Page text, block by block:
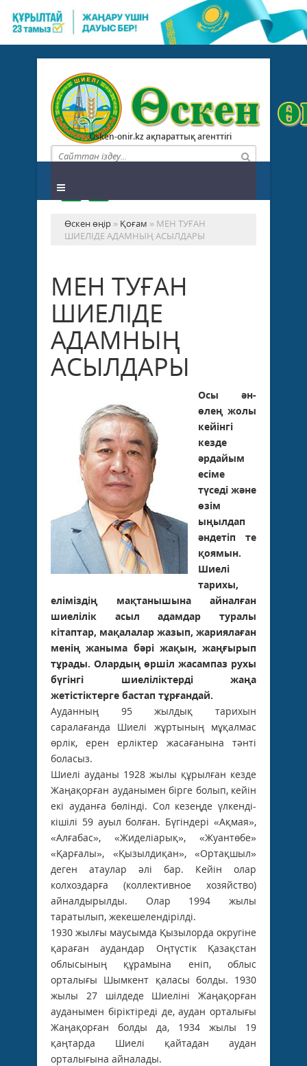
Osken-onir.kz ақпараттық агенттігі
Өскен өңір » Қоғам » МЕН ТУҒАН
ШИЕЛІДЕ АДАМНЫҢ АСЫЛДАРЫ
МЕН ТУҒАН
ШИЕЛІДЕ
АДАМНЫҢ
АСЫЛДАРЫ
Осы ән-
өлең жолы
кейінгі
кезде
әрдайым
есіме
түседі және
өзім
ыңылдап
әндетіп те
қоямын.
Шиелі
тарихы,
еліміздің мақтанышына айналған
шиелілік асыл адамдар туралы
кітаптар, мақалалар жазып, жариялаған
менің жаныма бәрі жақын, жаңғырып
тұрады. Олардың өршіл жасампаз рухы
бүгінгі шиеліліктерді жаңа
жетістіктерге бастап тұрғандай.
Ауданның 95 жылдық тарихын
саралағанда Шиелі жұртының мұқалмас
өрлік, ерен ерліктер жасағанына тәнті
боласыз.
Шиелі ауданы 1928 жылы құрылған кезде
Жаңақорған ауданымен бірге болып, кейін
екі ауданға бөлінді. Сол кезеңде үлкенді-
кішілі 59 ауыл болған. Бүгіндері «Ақмая»,
«Алғабас», «Жиделіарық», «Жуантөбе»
«Қарғалы», «Қызылдиқан», «Ортақшыл»
деген атаулар әлі бар. Кейін олар
колхоздарға (коллективное хозяйство)
айналдырылды. Олар 1994 жылы
таратылып, жекешелендірілді.
1930 жылғы маусымда Қызылорда округіне
қараған аудандар Оңтүстік Қазақстан
облысының құрамына еніп, облыс
орталығы Шымкент қаласы болды. 1930
жылы 27 шілдеде Шиеліні Жаңақорған
ауданымен біріктіреді де, аудан орталығы
Жаңақорған болды да, 1934 жылы 19
қаңтарда Шиелі қайтадан аудан
орталығына айналады.